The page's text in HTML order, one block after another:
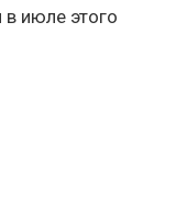
июле этого